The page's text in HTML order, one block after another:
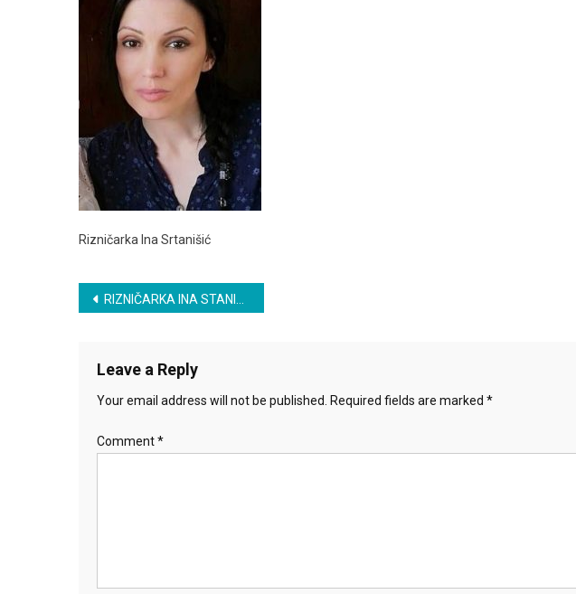
Rizničarka Ina Srtanišić
Post
RIZNIČARKA INA STANIŠIĆ
Leave a Reply
Your email address will not be published. Required fields are marked *
Comment*